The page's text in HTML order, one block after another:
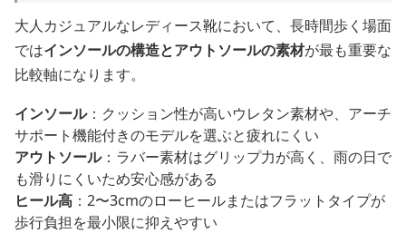
大人カジュアルなレディース靴において、長時間歩く場面
ではインソールの構造とアウトソールの素材が最も重要な
比較軸になります。
インソール：クッション性が高いウレタン素材や、アーチ
サポート機能付きのモデルを選ぶと疲れにくい
アウトソール：ラバー素材はグリップ力が高く、雨の日で
も滑りにくいため安心感がある
ヒール高 ：2〜3cmのローヒールまたはフラットタイプが
歩行負担を最小限に抑えやすい